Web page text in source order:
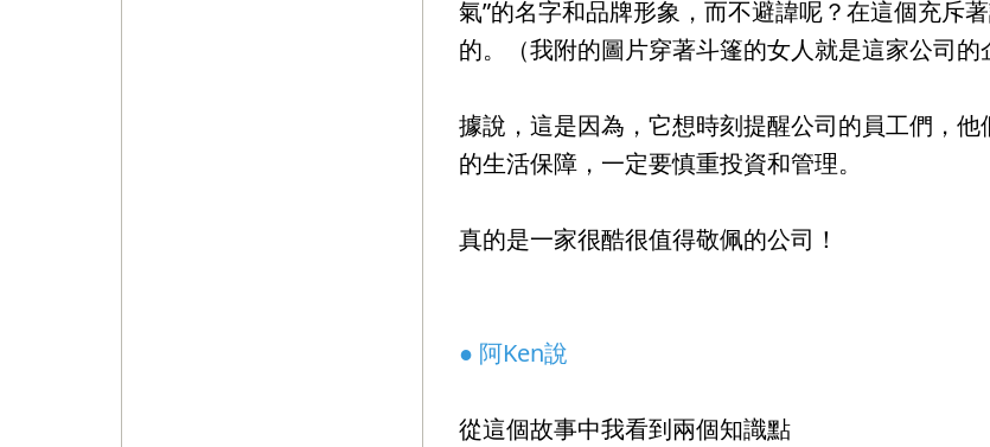
氣”的名字和品牌形象，而不避諱呢？在這個充斥
的。（我附的圖片穿著斗篷的女人就是這家公司的
據說，這是因為，它想時刻提醒公司的員工們，
的生活保障，一定要慎重投資和管理。
真的是一家很酷很值得敬佩的公司！
● 阿Ken說
從這個故事中我看到兩個知識點